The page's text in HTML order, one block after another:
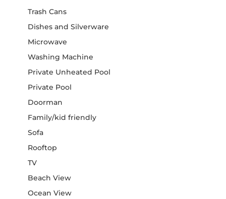
Trash Cans
Dishes and Silverware
Microwave
Washing Machine
Private Unheated Pool
Private Pool
Doorman
Family/kid friendly
Sofa
Rooftop
TV
Beach View
Ocean View